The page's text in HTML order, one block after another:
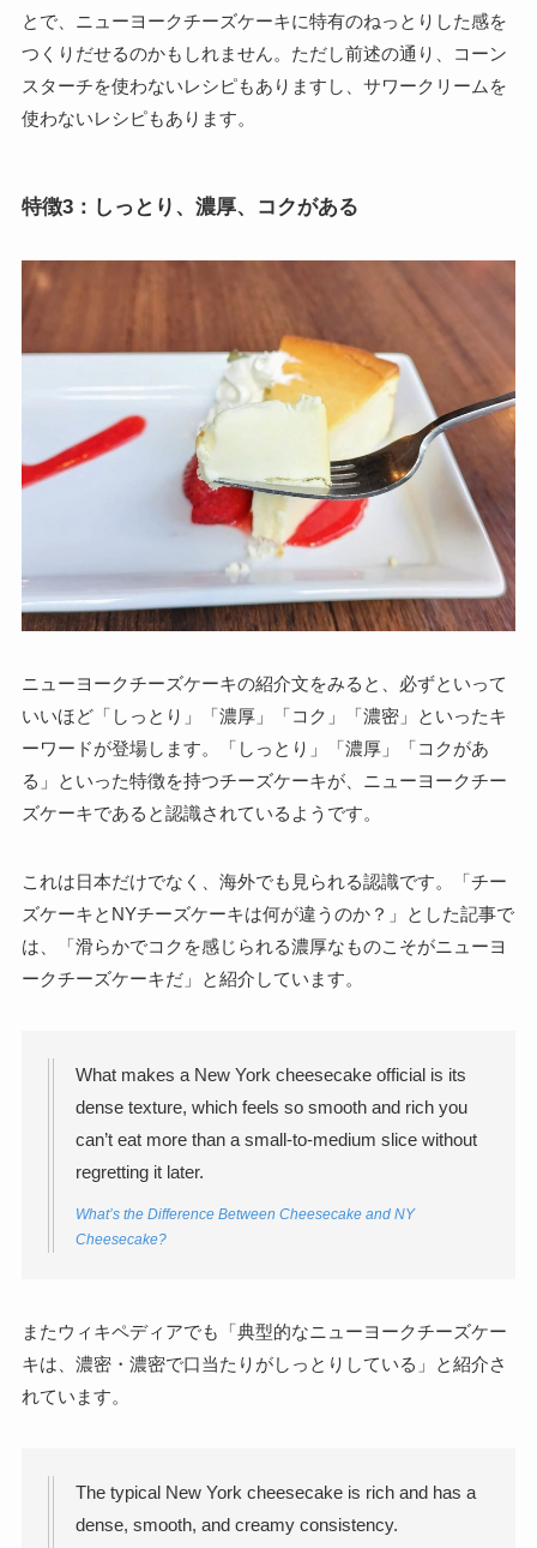
とで、ニューヨークチーズケーキに特有のねっとりした感を
つくりだせるのかもしれません。ただし前述の通り、コーン
スターチを使わないレシピもありますし、サワークリームを
使わないレシピもあります。
特徴3：しっとり、濃厚、コクがある
ニューヨークチーズケーキの紹介文をみると、必ずといって
いいほど「しっとり」「濃厚」「コク」「濃密」といったキ
ーワードが登場します。「しっとり」「濃厚」「コクがあ
る」といった特徴を持つチーズケーキが、ニューヨークチー
ズケーキであると認識されているようです。
これは日本だけでなく、海外でも見られる認識です。「チー
ズケーキとNYチーズケーキは何が違うのか？」とした記事で
は、「滑らかでコクを感じられる濃厚なものこそがニューヨ
ークチーズケーキだ」と紹介しています。
What makes a New York cheesecake official is its
dense texture, which feels so smooth and rich you
can’t eat more than a small-to-medium slice without
regretting it later.
What’s the Difference Between Cheesecake and NY
Cheesecake?
またウィキペディアでも「典型的なニューヨークチーズケー
キは、濃密・濃密で口当たりがしっとりしている」と紹介さ
れています。
The typical New York cheesecake is rich and has a
dense, smooth, and creamy consistency.